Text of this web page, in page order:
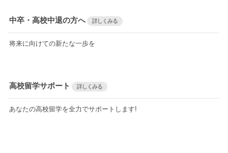
中卒・高校中退の方へ 詳しくみる
将来に向けての新たな一歩を
高校留学サポート 詳しくみる
あなたの高校留学を全力でサポートします!